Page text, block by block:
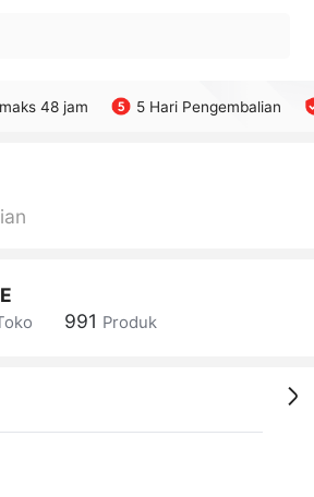
48 jam 5 Hari Pengembalian
991 Produk